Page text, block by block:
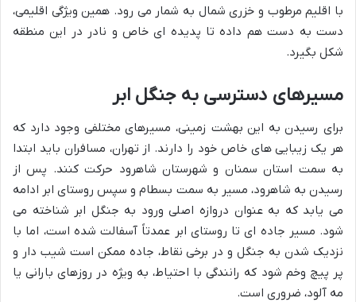
با اقلیم مرطوب و خزری شمال به شمار می رود. همین ویژگی اقلیمی،
دست به دست هم داده تا پدیده ای خاص و نادر در این منطقه
شکل بگیرد.
مسیرهای دسترسی به جنگل ابر
برای رسیدن به این بهشت زمینی، مسیرهای مختلفی وجود دارد که
هر یک زیبایی های خاص خود را دارند. از تهران، مسافران باید ابتدا
به سمت استان سمنان و شهرستان شاهرود حرکت کنند. پس از
رسیدن به شاهرود، مسیر به سمت بسطام و سپس روستای ابر ادامه
می یابد که به عنوان دروازه اصلی ورود به جنگل ابر شناخته می
شود. مسیر جاده ای تا روستای ابر عمدتاً آسفالت شده است، اما با
نزدیک شدن به جنگل و در برخی نقاط، جاده ممکن است شیب دار و
پر پیچ وخم شود که رانندگی با احتیاط، به ویژه در روزهای بارانی یا
مه آلود، ضروری است.